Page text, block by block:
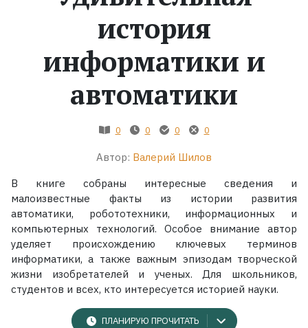
Экранизации
Коллекции
история
информатики и
автоматики
0 0 0 0
Автор: Валерий Шилов
В книге собраны интересные сведения и
малоизвестные факты из истории развития
автоматики, робототехники, информационных и
компьютерных технологий. Особое внимание автор
уделяет происхождению ключевых терминов
информатики, а также важным эпизодам творческой
жизни изобретателей и ученых. Для школьников,
студентов и всех, кто интересуется историей науки.
ПЛАНИРУЮ ПРОЧИТАТЬ